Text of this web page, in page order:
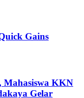
Gains
Mahasiswa KKN
Gelar